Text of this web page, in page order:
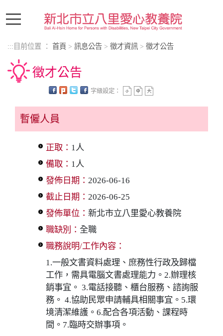
::: 目前位置 ： 首頁 > 訊息公告 > 徵才資訊 > 徵才公告
徵才公告
字級設定：
暫僱人員
正取： 1人
備取： 1人
發佈日期： 2026-06-16
截止日期： 2026-06-25
發佈單位： 新北市立八里愛心教養院
職缺別： 全職
職務說明/工作內容：
1.一般文書資料處理、庶務性行政及歸檔
工作，需具電腦文書處理能力。2.辦理核
銷事宜。 3.電話接聽、櫃台服務、諮詢服
務。 4.協助民眾申請輔具相關事宜。5.環
境清潔維護。6.配合各項活動、課程時
間。7.臨時交辦事項。